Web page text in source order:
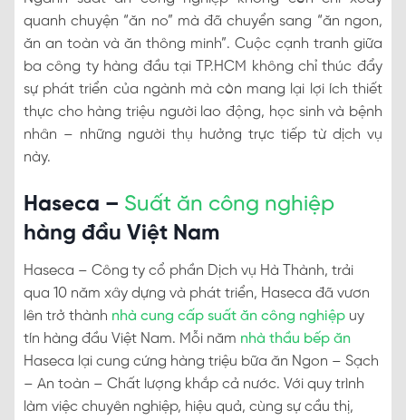
quanh chuyện “ăn no” mà đã chuyển sang “ăn ngon,
ăn an toàn và ăn thông minh”. Cuộc cạnh tranh giữa
ba công ty hàng đầu tại TP.HCM không chỉ thúc đẩy
sự phát triển của ngành mà còn mang lại lợi ích thiết
thực cho hàng triệu người lao động, học sinh và bệnh
nhân – những người thụ hưởng trực tiếp từ dịch vụ
này.
Haseca – Suất ăn công nghiệp
hàng đầu Việt Nam
Haseca – Công ty cổ phần Dịch vụ Hà Thành, trải
qua 10 năm xây dựng và phát triển, Haseca đã vươn
lên trở thành nhà cung cấp suất ăn công nghiệp uy
tín hàng đầu Việt Nam. Mỗi năm nhà thầu bếp ăn
Haseca lại cung cứng hàng triệu bữa ăn Ngon – Sạch
– An toàn – Chất lượng khắp cả nước. Với quy trình
làm việc chuyên nghiệp, hiệu quả, cùng sự cầu thị,